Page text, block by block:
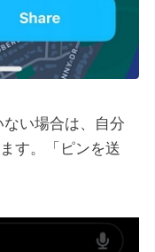
い場合は、自分
す。「ピンを送